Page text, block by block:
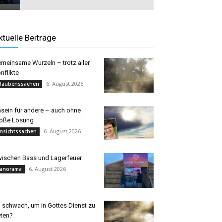
Beiträge
Wurzeln – trotz aller
6. August 2026
für andere – auch ohne
Lösung
6. August 2026
Bass und Lagerfeuer
6. August 2026
schwach, um in Gottes Dienst zu